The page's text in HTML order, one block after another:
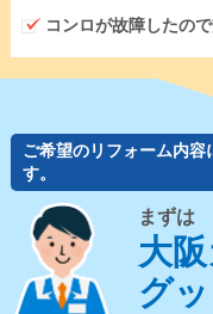
コンロが故障したの
ご希望のリフォーム内容
す。
まずは
大
グ